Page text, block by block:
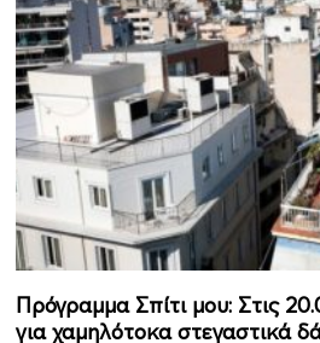
Πρόγραμμα Σπίτι μου: Στις
για χαμηλότοκα στεγαστικά